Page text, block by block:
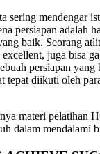
sering mendengar
persiapan adalah
baik. Seorang
juga bisa
persiapan
tepat diikuti oleh
materi pelatihan
dalam mendalami